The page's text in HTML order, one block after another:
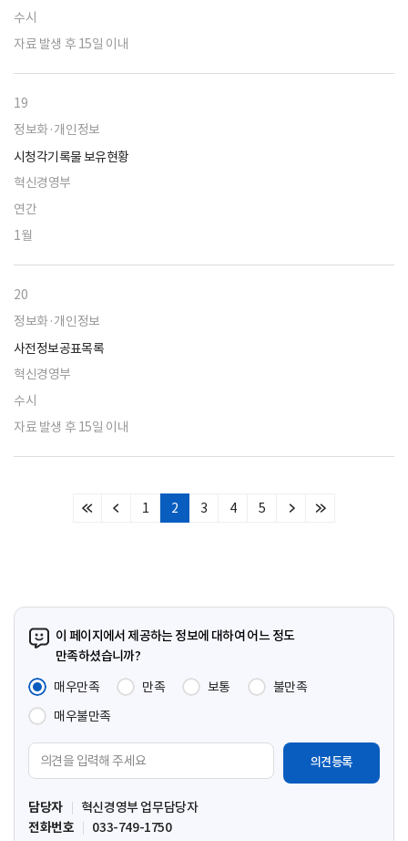
수시
자료 발생 후 15일 이내
19
정보화·개인정보
시청각기록물 보유현황
혁신경영부
연간
1월
20
정보화·개인정보
사전정보공표목록
혁신경영부
수시
자료 발생 후 15일 이내
처
이
1 2 3 4 5
다
마
이 페이지에서 제공하는 정보에 대하여 어느 정도
만족하셨습니까?
매우만족
만족 보통
불만족
매우불만족
견
입
력
담당자
혁신경영부 업무담당자
전화번호
033-749-1750